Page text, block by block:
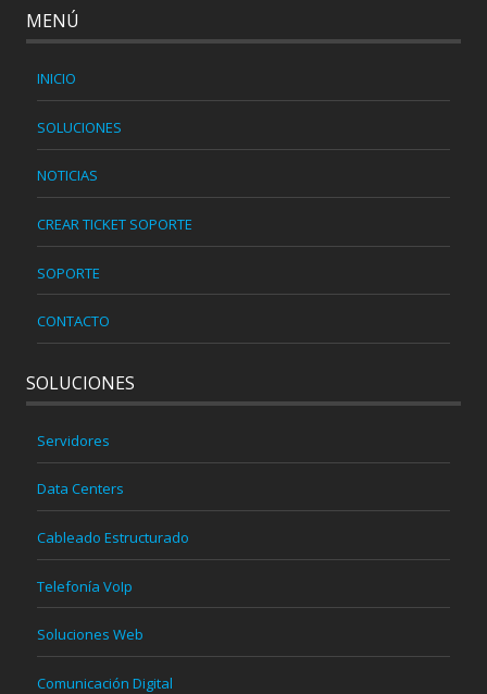
MENÚ
INICIO
SOLUCIONES
NOTICIAS
CREAR TICKET SOPORTE
SOPORTE
CONTACTO
SOLUCIONES
Servidores
Data Centers
Cableado Estructurado
Telefonía VoIp
Soluciones Web
Comunicación Digital